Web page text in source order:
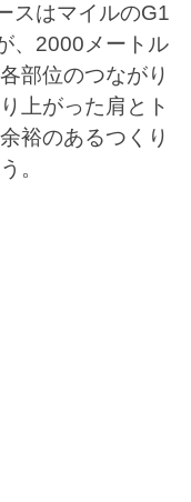
スはマイルのG1
、2000メートル
部位のつながり
上がった肩とト
裕のあるつくり
。